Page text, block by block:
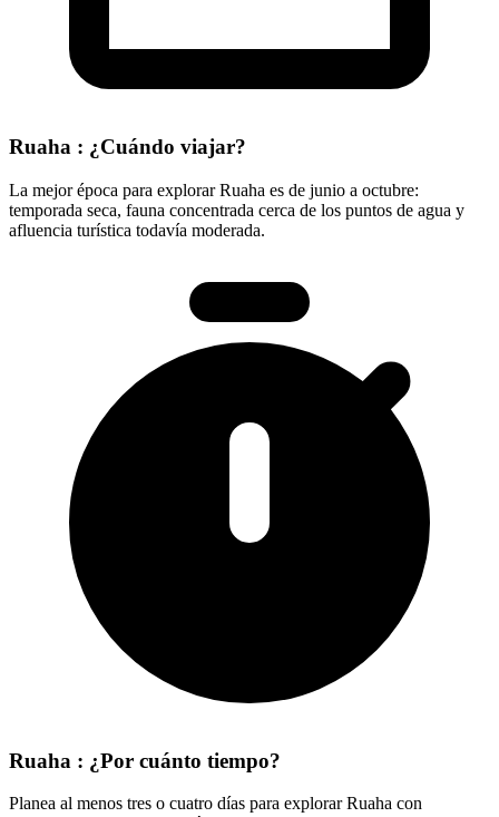
Ruaha : ¿Cuándo viajar?
La mejor época para explorar Ruaha es de junio a octubre:
temporada seca, fauna concentrada cerca de los puntos de agua y
afluencia turística todavía moderada.
Ruaha : ¿Por cuánto tiempo?
Planea al menos tres o cuatro días para explorar Ruaha con